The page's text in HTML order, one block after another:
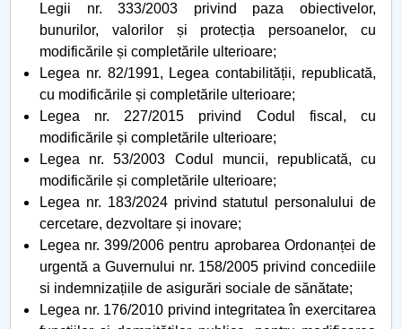
Legii nr. 333/2003 privind paza obiectivelor,
bunurilor, valorilor și protecția persoanelor, cu
modificările și completările ulterioare;
Legea nr. 82/1991, Legea contabilității, republicată,
cu modificările și completările ulterioare;
Legea nr. 227/2015 privind Codul fiscal, cu
modificările și completările ulterioare;
Legea nr. 53/2003 Codul muncii, republicată, cu
modificările și completările ulterioare;
Legea nr. 183/2024 privind statutul personalului de
cercetare, dezvoltare și inovare;
Legea nr. 399/2006 pentru aprobarea Ordonanței de
urgentă a Guvernului nr. 158/2005 privind concediile
si indemnizațiile de asigurări sociale de sănătate;
Legea nr. 176/2010 privind integritatea în exercitarea